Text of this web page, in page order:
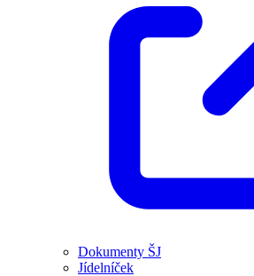
Dokumenty ŠJ
Jídelníček